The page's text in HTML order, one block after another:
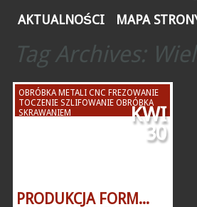
AKTUALNOŚCI MAPA
Tag Archives:
OBRÓBKA METALI CNC FREZOWANIE
TOCZENIE SZLIFOWANIE OBRÓBKA
SKRAWANIEM
KWI
30
PRODUKCJA FORM...